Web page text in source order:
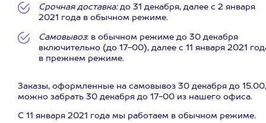
Срочная доставка: до 31 декабря, далее с 2 января
2021 года в обычном режиме.
Самовывоз: в обычном режиме до 30 декабря
включительно (до 17-00), далее с 11 января 2021
в прежнем режиме.
Заказы, оформленные на самовывоз 30 декабря до 15.00,
можно забрать 30 декабря до 17-00 из нашего офиса.
С 11 января 2021 года мы работаем в обычном режиме.